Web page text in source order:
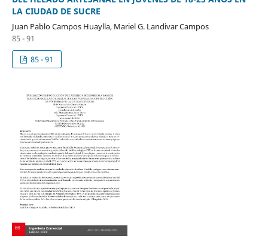
LA CIUDAD DE SUCRE
Juan Pablo Campos Huaylla, Mariel G. Landivar Campos
85 - 91
85 - 91